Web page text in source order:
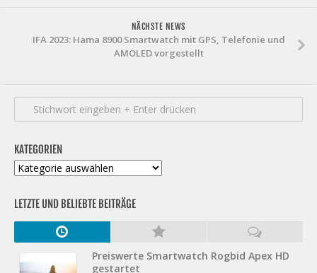
NÄCHSTE NEWS
IFA 2023: Hama 8900 Smartwatch mit GPS, Telefonie und
AMOLED vorgestellt
KATEGORIEN
Kategorien
LETZTE UND BELIEBTE BEITRÄGE
Preiswerte Smartwatch Rogbid Apex HD
gestartet